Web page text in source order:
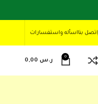
اتصل بنااسأله واستفسارات
0
ر.س